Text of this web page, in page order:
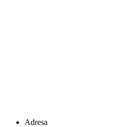
Adresa